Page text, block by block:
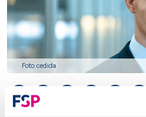
Foto cedida